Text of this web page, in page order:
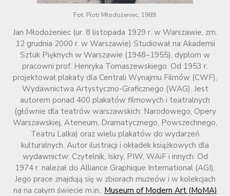
Fot. Piotr Młodożeniec, 1989.
Jan Młodożeniec (ur. 8 listopada 1929 r. w Warszawie, zm.
12 grudnia 2000 r. w Warszawie) Studiował na Akademii
Sztuk Pięknych w Warszawie (1948–1955), dyplom w
pracowni prof. Henryka Tomaszewskiego. Od 1953 r.
projektował plakaty dla Centrali Wynajmu Filmów (CWF),
Wydawnictwa Artystyczno-Graficznego (WAG). Jest
autorem ponad 400 plakatów filmowych i teatralnych
(głównie dla teatrów warszawskich: Narodowego, Opery
Warszawskiej, Ateneum, Dramatycznego, Powszechnego,
Teatru Lalka) oraz wielu plakatów do wydarzeń
kulturalnych. Autor ilustracji i okładek książkowych dla
wydawnictw: Czytelnik, Iskry, PIW, WAiF i innych. Od
1974 r. należał do Alliance Graphique International (AGI).
Jego prace znajdują się w zbiorach muzeów i w kolekcjach
na na całym świecie m.in.: Museum of Modern Art (MoMA)